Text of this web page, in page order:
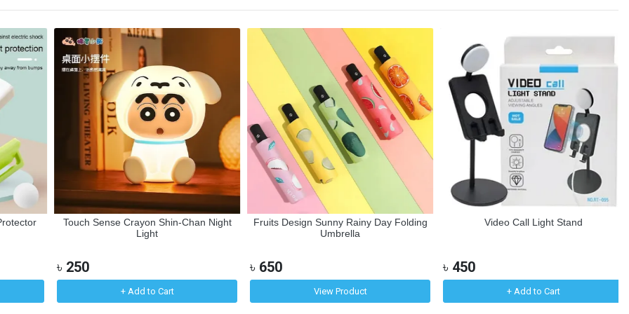
Touch Sense Crayon Shin-Chan Night
Light
250
+ Add to Cart
Fruits Design Sunny Rainy Day Folding
Umbrella
650
View Product
Video Call Light Stand
450
+ Add to Cart